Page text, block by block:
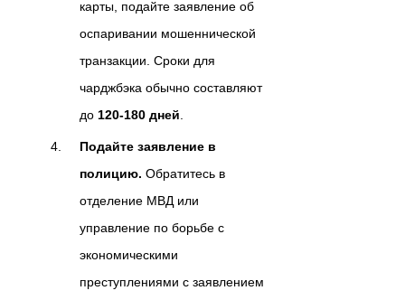
карты, подайте заявление об
оспаривании мошеннической
транзакции. Сроки для
чарджбэка обычно составляют
до 120-180 дней
Подайте заявление в
полицию. Обратитесь в
отделение МВД или
управление по борьбе с
экономическими
преступлениями с заявлением